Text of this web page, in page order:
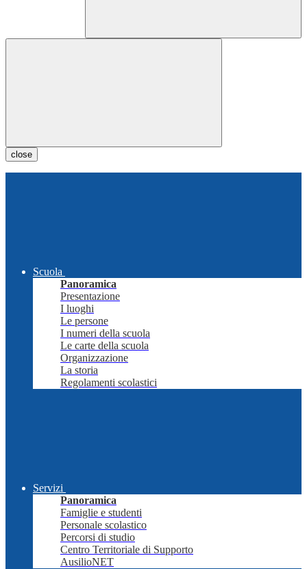
close
Scuola
Panoramica
Presentazione
I luoghi
Le persone
I numeri della scuola
Le carte della scuola
Organizzazione
La storia
Regolamenti scolastici
Servizi
Panoramica
Famiglie e studenti
Personale scolastico
Percorsi di studio
Centro Territoriale di Supporto
AusilioNET